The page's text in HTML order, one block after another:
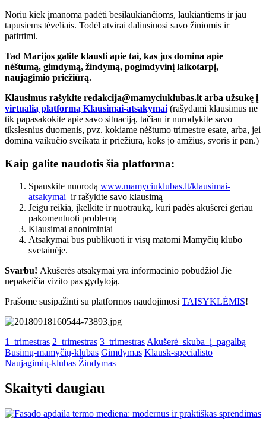
Noriu kiek įmanoma padėti besilaukiančioms, laukiantiems ir jau
tapusiems tėveliais. Todėl atvirai dalinsiuosi savo žiniomis ir
patirtimi.
Tad Marijos galite klausti apie tai, kas jus domina apie
nėštumą, gimdymą, žindymą, pogimdyvinį laikotarpį,
naujagimio priežiūrą.
Klausimus rašykite redakcija@mamyciuklubas.lt arba užsukę į
virtualią platformą Klausimai-atsakymai (rašydami klausimus ne
tik papasakokite apie savo situaciją, tačiau ir nurodykite savo
tikslesnius duomenis, pvz. kokiame nėštumo trimestre esate, arba, jei
domina vaikučio sveikata ir priežiūra, koks jo amžius, svoris ir pan.)
Kaip galite naudotis šia platforma:
Spauskite nuorodą www.mamyciuklubas.lt/klausimai-
atsakymai ir rašykite savo klausimą
Jeigu reikia, įkelkite ir nuotrauką, kuri padės akušerei geriau
pakomentuoti problemą
Klausimai anoniminiai
Atsakymai bus publikuoti ir visų matomi Mamyčių klubo
svetainėje.
Svarbu! Akušerės atsakymai yra informacinio pobūdžio! Jie
nepakeičia vizito pas gydytoją.
Prašome susipažinti su platformos naudojimosi TAISYKLĖMIS!
1_trimestras 2_trimestras 3_trimestras Akušerė_skuba_į_pagalbą
Būsimų-mamyčių-klubas Gimdymas Klausk-specialisto
Naujagimių-klubas Žindymas
Skaityti daugiau